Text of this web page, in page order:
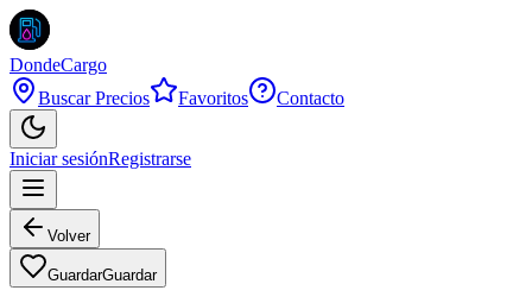
DondeCargo
Buscar Precios
Favoritos Contacto
Iniciar sesiónRegistrarse
Volver
GuardarGuardar